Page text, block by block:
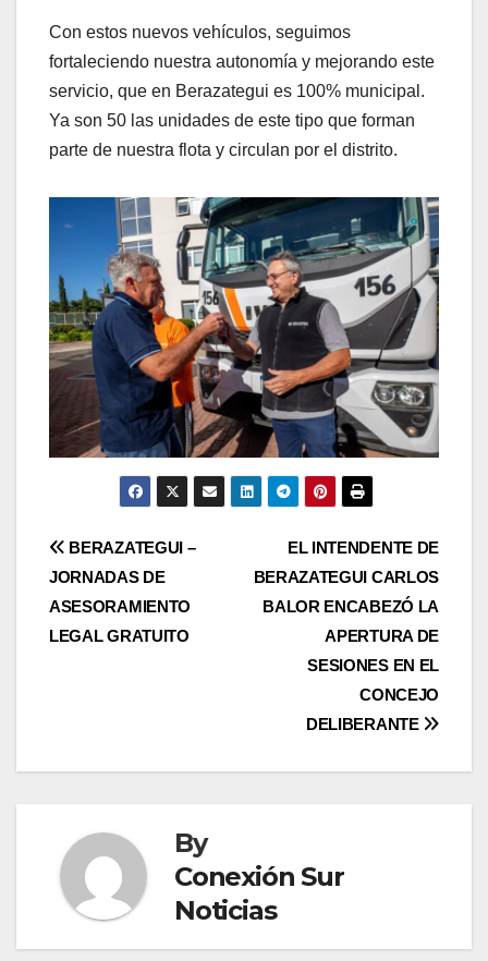
Con estos nuevos vehículos, seguimos
fortaleciendo nuestra autonomía y mejorando este
servicio, que en Berazategui es 100% municipal.
Ya son 50 las unidades de este tipo que forman
parte de nuestra flota y circulan por el distrito.
Post
navigation
EL INTENDENTE DE
BERAZATEGUI CARLOS
BALOR ENCABEZÓ LA
APERTURA DE
SESIONES EN EL
CONCEJO
DELIBERANTE
BERAZATEGUI –
JORNADAS DE
ASESORAMIENTO
LEGAL GRATUITO
By
Conexión Sur
Noticias